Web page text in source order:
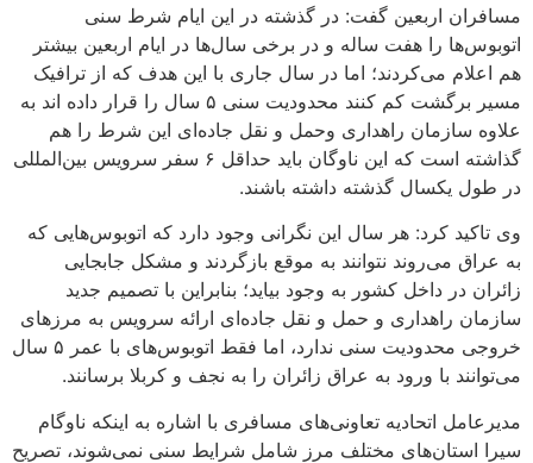
مسافران اربعین گفت: در گذشته در این ایام شرط سنی
اتوبوس‌ها را هفت ساله و در برخی سال‌ها در ایام اربعین بیشتر
هم اعلام می‌کردند؛ اما در سال جاری با این هدف که از ترافیک
مسیر برگشت کم کنند محدودیت سنی ۵ سال را قرار داده اند به
علاوه سازمان راهداری وحمل و نقل جاده‌ای این شرط را هم
گذاشته است که این ناوگان باید حداقل ۶ سفر سرویس بین‌المللی
در طول یکسال گذشته داشته باشند.
وی تاکید کرد: هر سال این نگرانی وجود دارد که اتوبوس‌هایی که
به عراق می‌روند نتوانند به موقع بازگردند و مشکل جابجایی
زائران در داخل کشور به وجود بیاید؛ بنابراین با تصمیم جدید
سازمان راهداری و حمل و نقل جاده‌ای ارائه سرویس به مرزهای
خروجی محدودیت سنی ندارد، اما فقط اتوبوس‌های با عمر ۵ سال
می‌توانند با ورود به عراق زائران را به نجف و کربلا برسانند.
مدیرعامل اتحادیه تعاونی‌های مسافری با اشاره به اینکه ناوگام
سیرا استان‌های مختلف مرز شامل شرایط سنی نمی‌شوند، تصریح